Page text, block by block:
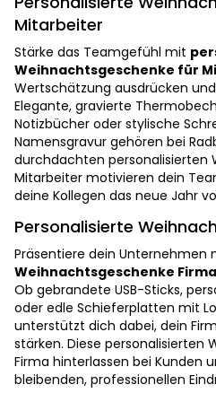
Mitarbeiter
Stärke das Teamgefühl mit
Weihnachtsgeschenke für
Wertschätzung ausdrücken
Elegante, gravierte
Notizbücher oder stylische
Namensgravur gehören bei
durchdachten personalisierten
Mitarbeiter motivieren dein
deine Kollegen das neue Jahr
Personalisierte
Präsentiere dein Unternehmen
Weihnachtsgeschenke Firma
Ob gebrandete USB-Sticks,
oder edle Schieferplatten mit
unterstützt dich dabei, dein
stärken. Diese personalisierten
Firma hinterlassen bei Kunden
bleibenden, professionellen